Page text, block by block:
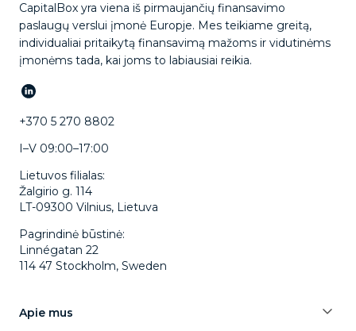
CapitalBox yra viena iš pirmaujančių finansavimo
paslaugų verslui įmonė Europje. Mes teikiame greitą,
individualiai pritaikytą finansavimą mažoms ir vidutinėms
įmonėms tada, kai joms to labiausiai reikia.
+370 5 270 8802
I–V 09:00–17:00
Lietuvos filialas:
Žalgirio g. 114
LT-09300 Vilnius, Lietuva
Pagrindinė būstinė:
Linnégatan 22
114 47 Stockholm, Sweden
Apie mus